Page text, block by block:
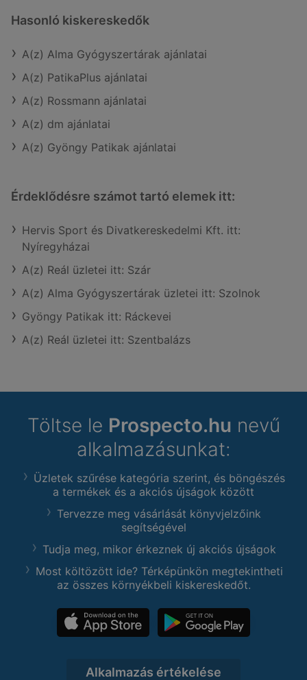
Hasonló kiskereskedők
A(z) Alma Gyógyszertárak ajánlatai
A(z) PatikaPlus ajánlatai
A(z) Rossmann ajánlatai
A(z) dm ajánlatai
A(z) Gyöngy Patikak ajánlatai
Érdeklődésre számot tartó elemek itt:
Hervis Sport és Divatkereskedelmi Kft. itt:
Nyíregyházai
A(z) Reál üzletei itt: Szár
A(z) Alma Gyógyszertárak üzletei itt: Szolnok
Gyöngy Patikak itt: Ráckevei
A(z) Reál üzletei itt: Szentbalázs
Töltse le Prospecto.hu nevű
alkalmazásunkat:
Üzletek szűrése kategória szerint, és böngészés
a termékek és a akciós újságok között
Tervezze meg vásárlását könyvjelzőink
segítségével
Tudja meg, mikor érkeznek új akciós újságok
Most költözött ide? Térképünkön megtekintheti
az összes környékbeli kiskereskedőt.
Alkalmazás értékelése